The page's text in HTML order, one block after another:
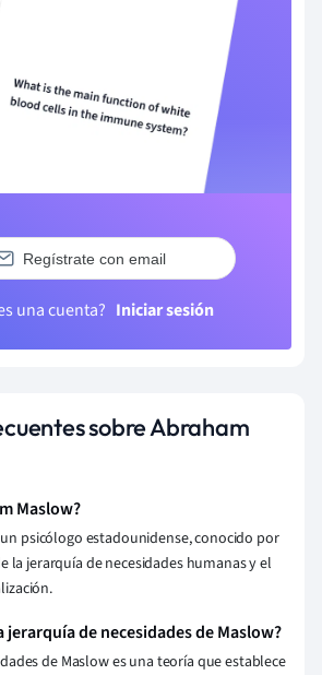
Regístrate con email
una cuenta? Iniciar sesión
sobre Abraham
Maslow?
psicólogo estadounidense, conocido por
la jerarquía de necesidades humanas y el
jerarquía de necesidades de Maslow?
de Maslow es una teoría que establece